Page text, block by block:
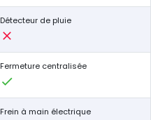
Détecteur de pluie
Fermeture centralisée
Frein à main électrique